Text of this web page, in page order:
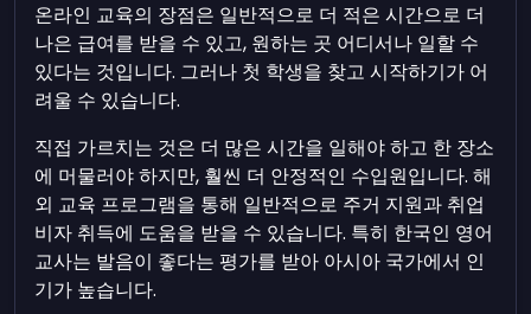
온라인 교육의 장점은 일반적으로 더 적은 시간으로 더
나은 급여를 받을 수 있고, 원하는 곳 어디서나 일할 수
있다는 것입니다. 그러나 첫 학생을 찾고 시작하기가 어
려울 수 있습니다.
직접 가르치는 것은 더 많은 시간을 일해야 하고 한 장소
에 머물러야 하지만, 훨씬 더 안정적인 수입원입니다. 해
외 교육 프로그램을 통해 일반적으로 주거 지원과 취업
비자 취득에 도움을 받을 수 있습니다. 특히 한국인 영어
교사는 발음이 좋다는 평가를 받아 아시아 국가에서 인
기가 높습니다.